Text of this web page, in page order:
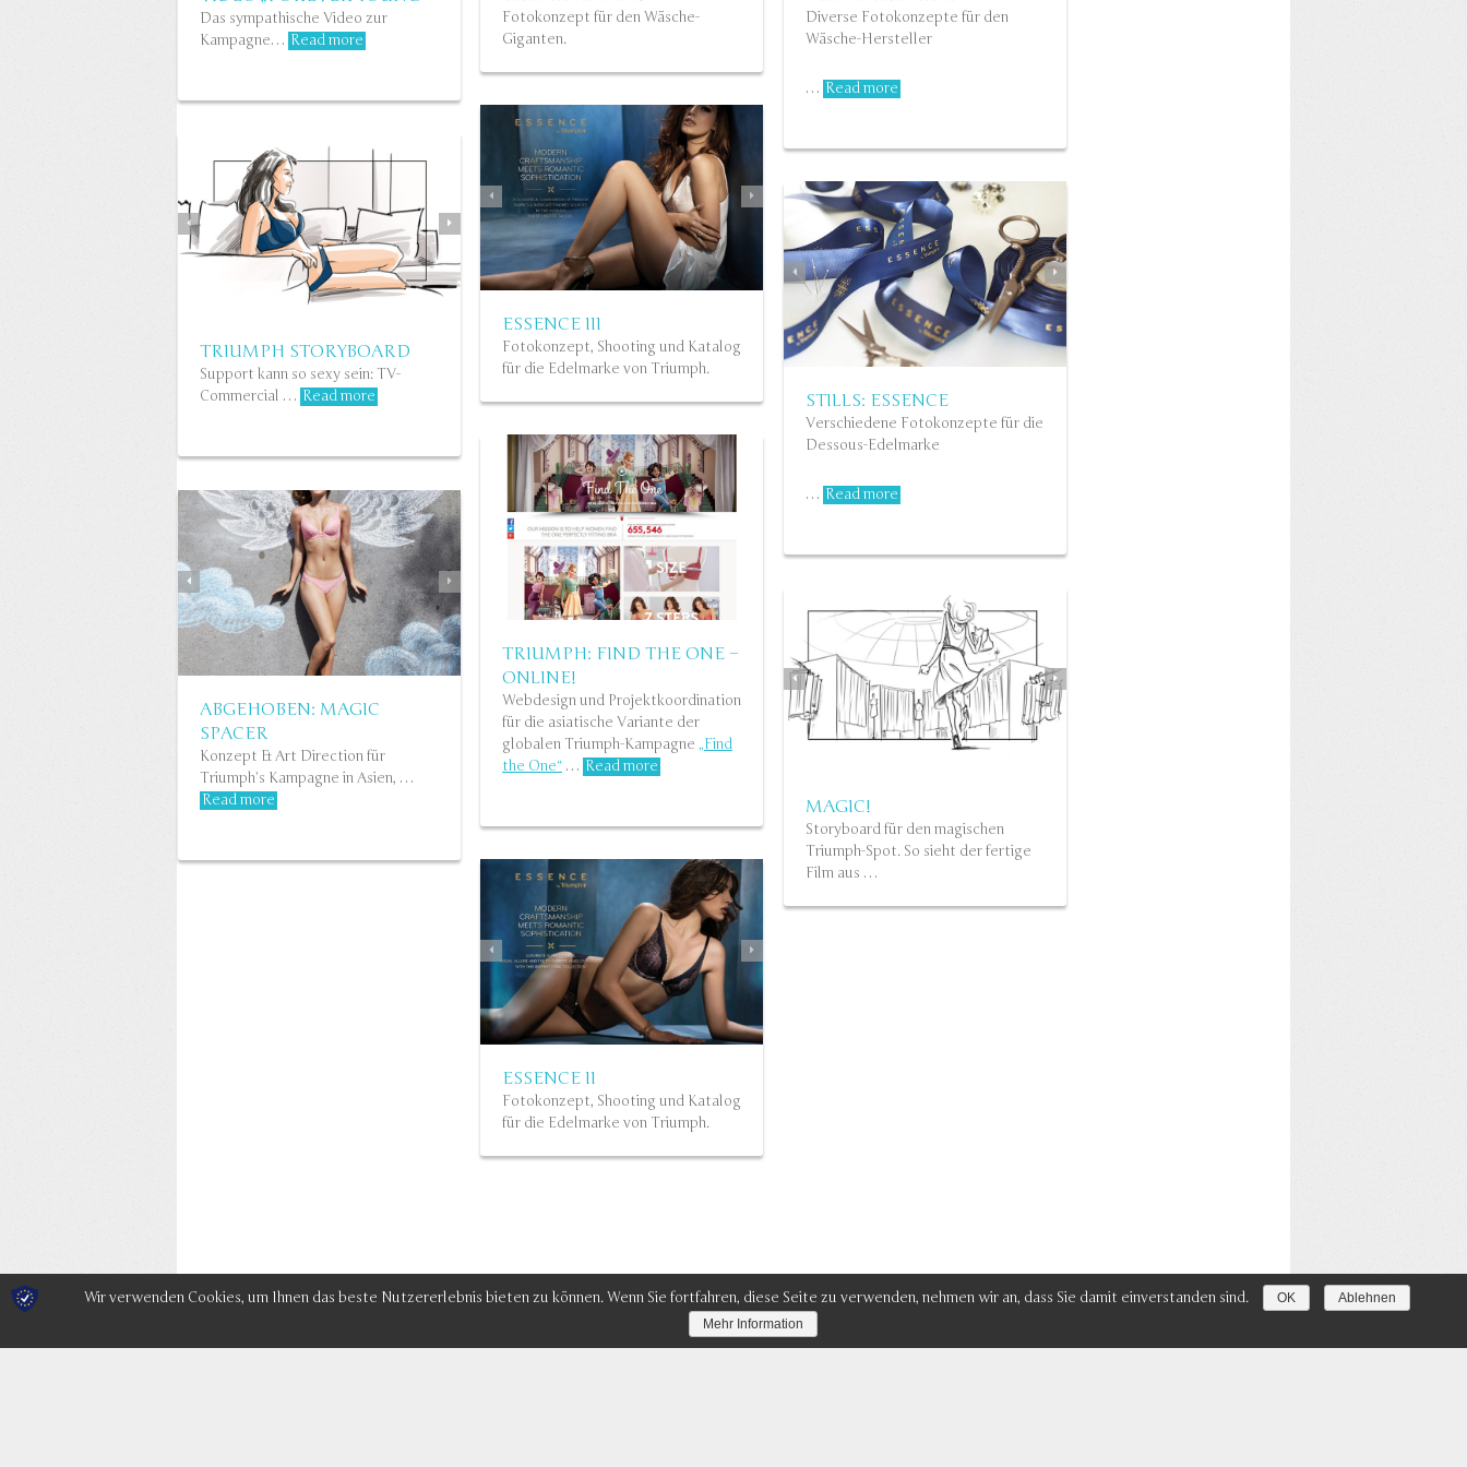
Das sympathische Video zur
Kampagne… Read more
Fotokonzept für den Wäsche-
Giganten.
Diverse Fotokonzepte für den
Wäsche-Hersteller
… Read more
ESSENCE III
Fotokonzept, Shooting und Katalog
für die Edelmarke von Triumph.
TRIUMPH STORYBOARD
Support kann so sexy sein: TV-
Commercial … Read more STILLS: ESSENCE
Verschiedene Fotokonzepte für die
Dessous-Edelmarke
… Read more
TRIUMPH: FIND THE ONE –
ONLINE!
Webdesign und Projektkoordination
für die asiatische Variante der
globalen Triumph-Kampagne„Find
the One“ … Read more
ABGEHOBEN: MAGIC
SPACER
Konzept & Art Direction für
Triumph’s Kampagne in Asien, …
Read more
MAGIC!
Storyboard für den magischen
Triumph-Spot. So sieht der fertige
Film aus …
ESSENCE II
Fotokonzept, Shooting und Katalog
für die Edelmarke von Triumph.
SENSATION KONZEPT
Luftig-leichtes Konzept für
Hier der Spot zurTriumph-
Kampagne „Lace Shaper“
SHAPE SENSATION
KAMPAGNE
Read more
Figurbetonter TV-Spot für Triumph
TRIUMPH
MAKE-UP FÜR DEN BODY
360° Konzept für Triumph (Asien)…
STORYBOARD: SEDUCTION
Wir verwenden Cookies, um Ihnen das beste Nutzererlebnis bieten zu können. Wenn Sie fortfahren, diese Seite zu verwenden, nehmen wir an, dass Sie damit einverstanden sind. OK
Ablehnen
Mehr Information